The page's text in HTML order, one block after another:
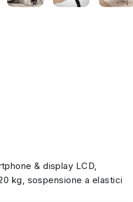
& display LCD,
kg, sospensione a elastici